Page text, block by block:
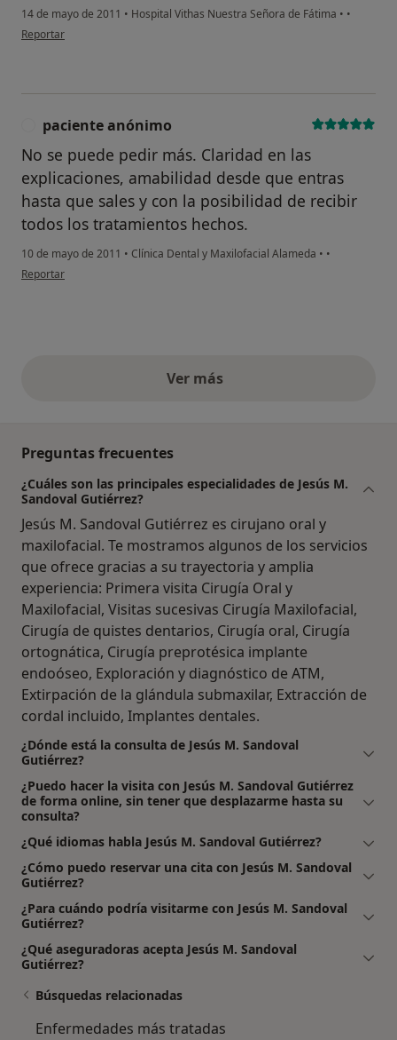
14 de mayo de 2011 • Hospital Vithas Nuestra Señora de Fátima • •
en opinión del usuario jmsg4171
Reportar
paciente anónimo
No se puede pedir más. Claridad en las
explicaciones, amabilidad desde que entras
hasta que sales y con la posibilidad de recibir
todos los tratamientos hechos.
10 de mayo de 2011 • Clínica Dental y Maxilofacial Alameda • •
en opinión del usuario paciente anónimo
Reportar
Ver másopiniones anteriores
Preguntas frecuentes
¿Cuáles son las principales especialidades de Jesús M.
Sandoval Gutiérrez?
Jesús M. Sandoval Gutiérrez es cirujano oral y
maxilofacial. Te mostramos algunos de los servicios
que ofrece gracias a su trayectoria y amplia
experiencia: Primera visita Cirugía Oral y
Maxilofacial, Visitas sucesivas Cirugía Maxilofacial,
Cirugía de quistes dentarios, Cirugía oral, Cirugía
ortognática, Cirugía preprotésica implante
endoóseo, Exploración y diagnóstico de ATM,
Extirpación de la glándula submaxilar, Extracción de
cordal incluido, Implantes dentales.
¿Dónde está la consulta de Jesús M. Sandoval
Gutiérrez?
¿Puedo hacer la visita con Jesús M. Sandoval Gutiérrez
de forma online, sin tener que desplazarme hasta su
consulta?
¿Qué idiomas habla Jesús M. Sandoval Gutiérrez?
¿Cómo puedo reservar una cita con Jesús M. Sandoval
Gutiérrez?
¿Para cuándo podría visitarme con Jesús M. Sandoval
Gutiérrez?
¿Qué aseguradoras acepta Jesús M. Sandoval
Gutiérrez?
Búsquedas relacionadas
Enfermedades más tratadas